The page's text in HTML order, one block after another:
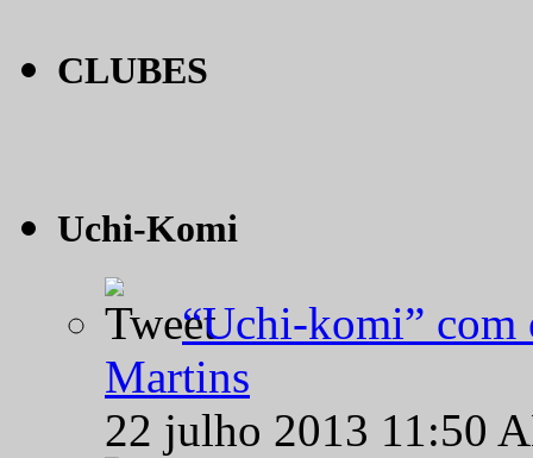
CLUBES
Uchi-Komi
“Uchi-komi” com
Martins
22 julho 2013 11:50